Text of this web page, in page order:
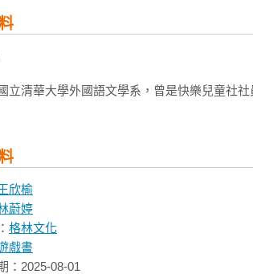
立清華大學外國語文學系，曾是快樂兒童社
欣榆
蔚婷
格林文化
戲書
：2025-08-01